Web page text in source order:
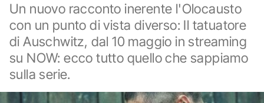
Un nuovo racconto inerente l'Olocausto
con un punto di vista diverso: Il tatuatore
di Auschwitz, dal 10 maggio in streaming
su NOW: ecco tutto quello che sappiamo
sulla serie.